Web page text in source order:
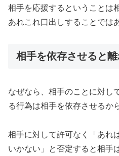
相手を応援するということは
あれこれ口出しすることでは
相手を依存させると離
なぜなら、相手のことに対し
る行為は相手を依存させるか
相手に対して許可なく「あれ
いかない」と否定すると相手